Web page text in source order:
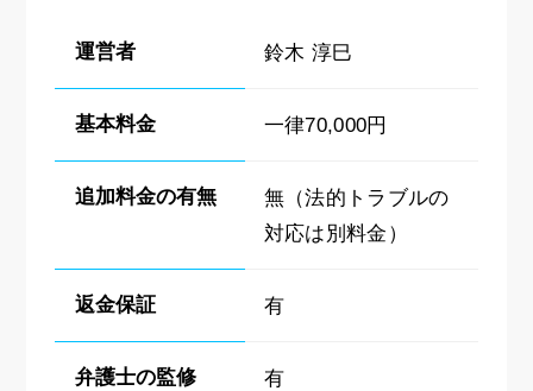
運営者 鈴木 淳巳
基本料金 一律70,000円
追加料金の有無
無（法的トラブルの
対応は別料金）
返金保証 有
弁護士の監修 有